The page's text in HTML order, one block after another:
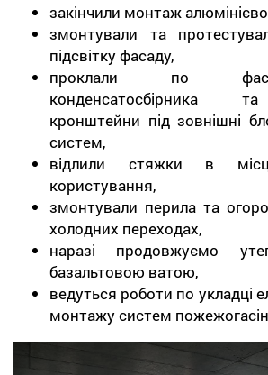
закінчили монтаж
змонтували та
підсвітку фасаду,
проклали по
конденсатосбірника
кронштейни під зовнішні
систем,
відлили стяжки в
користування,
змонтували перила та
холодних переходах,
наразі продовжуємо
базальтовою ватою,
ведуться роботи по укладці
монтажу систем